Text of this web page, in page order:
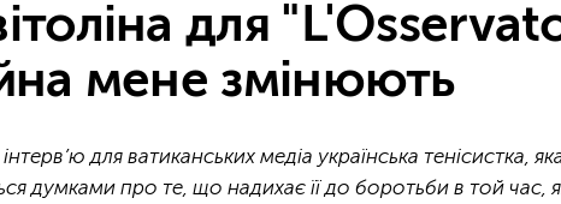
для
мене змінюють
для ватиканських медіа українська тенісистка,
думками про те, що надихає її до боротьби в той час,